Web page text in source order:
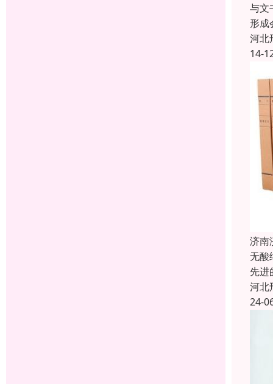
与文
形成
河北
14-
济南
无酸
先进
河北
24-